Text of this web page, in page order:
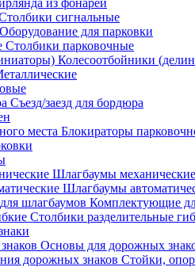
из фонарей
сигнальные
Оборудование для парковки
Столбики парковочные
Колесоотбойники
Съезд/заезд для бордюра
Блокираторы
Шлагбаумы механические
Шлагбаумы
Комплектующие
Столбики разделительные
Основы для дорожных
Стойки,